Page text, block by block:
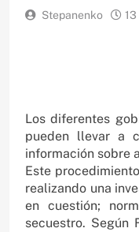
Stepanenko
Los diferentes
pueden llevar a
información sobre
Este
realizando una
en cuestión;
secuestro. Según